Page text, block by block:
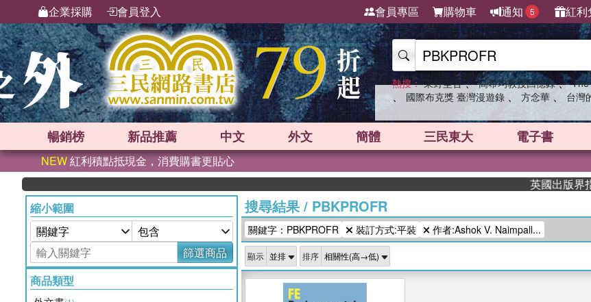
企業採購 會員登入 會員專區 購物車 通知 5 紅利
熱搜： 東野圭吾 、 高希均教授回憶錄 、
、 國際布克獎 臺灣漫遊錄 、 方念華 、 台灣
暢銷榜 新品推薦 中文 外文 簡體 三民東大 電子書
NEW紅利積點抵現金，消費購書更貼心
英國出版界指
縮小範圍
篩選商品
商品類型
搜尋結果/ PBKPROFR
關鍵字：PBKPROFR 裝訂方式:平裝 作者:Ashok V. Naimpall...
顯示 排序